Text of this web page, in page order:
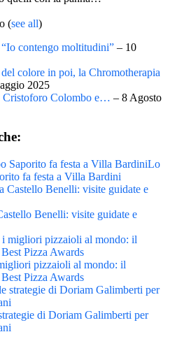
(see all)
contengo moltitudini” – 10
colore in poi, la Chromotherapia
2025
Cristoforo Colombo e… – 8 Agosto
Lo
fa festa a Villa Bardini
Benelli: visite guidate e
pizzaioli al mondo: il
Pizza Awards
di Doriam Galimberti per